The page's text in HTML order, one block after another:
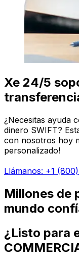
Xe 24/5
¿Necesitas ayuda
dinero SWIFT?
con nosotros hoy
personalizado!
Llámanos: +1
Millones de
mundo
¿Listo para